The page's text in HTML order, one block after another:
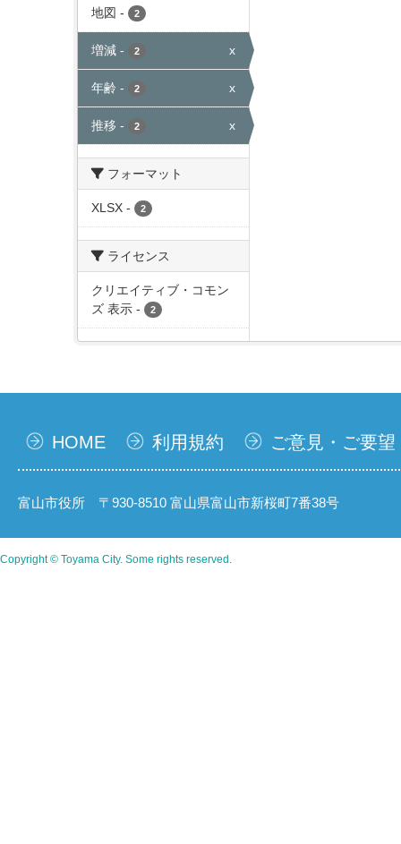
地図 - 2
増減 - 2 x
年齢 - 2 x
推移 - 2 x
フォーマット
XLSX - 2
ライセンス
クリエイティブ・コモン
ズ 表示 - 2
HOME 利用規約 ご意見・ご要望
富山市役所 〒930-8510 富山県富山市新桜町7番38号
Copyright © Toyama City. Some rights reserved.